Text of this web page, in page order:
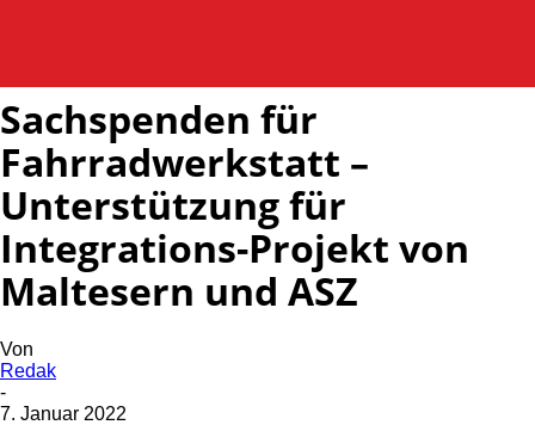
Sachspenden für
Fahrradwerkstatt –
Unterstützung für
Integrations-Projekt von
Maltesern und ASZ
Von
Redak
-
7. Januar 2022